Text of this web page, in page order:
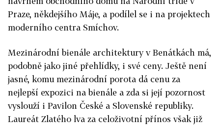
Praze, někdejšího Máje, a podílel se i na projektech
moderního centra Smíchov.
Mezinárodní bienále architektury v Benátkách má,
podobně jako jiné přehlídky, i své ceny. Ještě není
jasné, komu mezinárodní porota dá cenu za
nejlepší expozici na bienále a zda si její pozornost
vyslouží i Pavilon České a Slovenské republiky.
Laureát Zlatého lva za celoživotní přínos však již